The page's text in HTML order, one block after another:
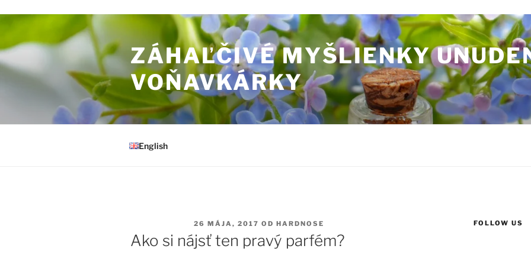
ZÁHAĽČIVÉ MYŠLIENKY
VOŇAVKÁRKY
English
26 MÁJA, 2017 OD HARDNOSE
Ako si nájsť ten pravý parfém?
FOLLOW US